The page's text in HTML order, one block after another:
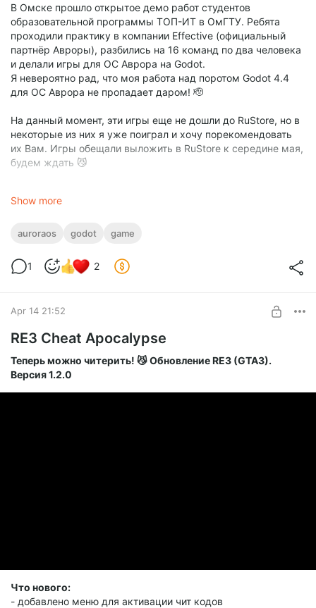
В Омске прошло открытое демо работ студентов
образовательной программы ТОП-ИТ в ОмГТУ. Ребята
проходили практику в компании Effective (официальный
партнёр Авроры), разбились на 16 команд по два человека
и делали игры для ОС Аврора на Godot.
Я невероятно рад, что моя работа над поротом Godot 4.4
для ОС Аврора не пропадает даром! 🫡
На данный момент, эти игры еще не дошли до RuStore, но в
некоторые из них я уже поиграл и хочу порекомендовать
их Вам. Игры обещали выложить в RuStore к середине мая,
будем ждать 😼
этоPlatformer Adventure
Андрей Колохматов
. Игра представляет из себя
котором запланировано 32 уровня для прохождения. В
игре яркая и красива 2Д пиксельная графика. Как
зависит от того, на сколько вы точно можете управлять
персонажем 🎮. В игре есть магазин, в котором можно
приобретать разные игровые бонусы, тратя игровую
валюту, заработанные при прохождении уровней.
Show more
auroraos godot game
1 2
Apr 14 21:52
RE3 Cheat Apocalypse
Теперь можно читерить! 😼 Обновление RE3 (GTA3).
Версия 1.2.0
Что нового:
- добавлено меню для активации чит кодов